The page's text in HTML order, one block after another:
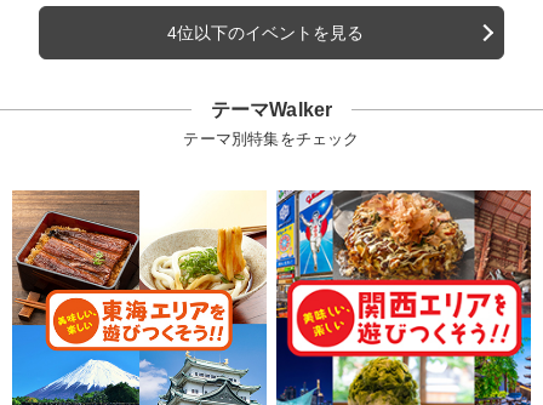
4位以下のイベントを見る
テーマWalker
テーマ別特集をチェック